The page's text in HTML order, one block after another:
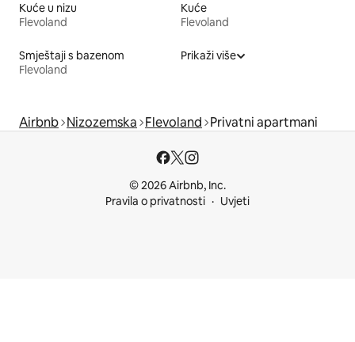
Kuće u nizu
Flevoland
Kuće
Flevoland
Smještaji s bazenom
Flevoland
Prikaži više
Airbnb Nizozemska Flevoland Privatni apartmani
© 2026 Airbnb, Inc.
Pravila o privatnosti
Uvjeti